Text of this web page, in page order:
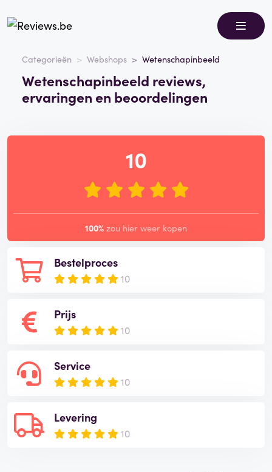
Categorieën Webshops Wetenschapinbeeld
Wetenschapinbeeld reviews,
ervaringen en beoordelingen
Bestelproces
10
Prijs
10
Service
10
Levering
10
10
100% zou hier weer kopen